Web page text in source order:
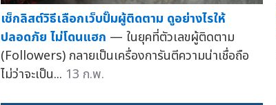
เช็กลิสต์วิธีเลือกเว็บปั๊มผู้ติดตาม ดูอย่างไรให้
ปลอดภัย ไม่โดนแฮก — ในยุคที่ตัวเลขผู้ติดตาม
(Followers) กลายเป็นเครื่องการันตีความน่าเชื่อถือ
ไม่ว่าจะเป็น... 13 ก.พ.